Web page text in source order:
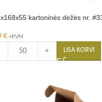
kartoninės dėžės nr.
€ +PVM
+ LISA KORVI